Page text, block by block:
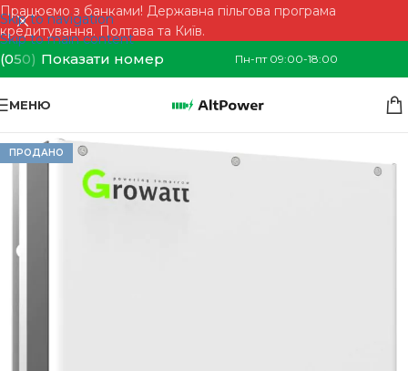
Skip to navigation
Skip to main content
Працюємо з банками! Державна пільгова програма
кредитування. Полтава та Київ.
(050) Показати номер Пн-пт 09:00-18:00
МЕНЮ
ПРОДАНО